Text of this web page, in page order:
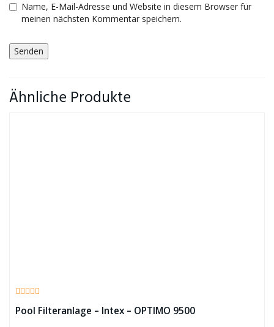
Name, E-Mail-Adresse und Website in diesem Browser für
meinen nächsten Kommentar speichern.
Ähnliche Produkte
Pool Filteranlage – Intex – OPTIMO 9500